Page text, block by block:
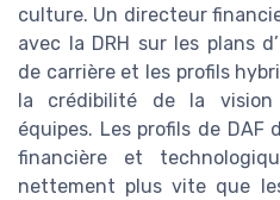
culture. Un directeur
avec la DRH sur les plans
de carrière et les profils
la crédibilité de la vision
équipes. Les profils de
financière et
nettement plus vite que